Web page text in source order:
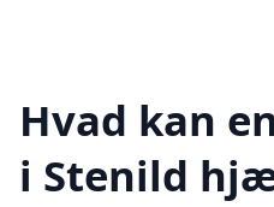
Hvad kan
i Stenild